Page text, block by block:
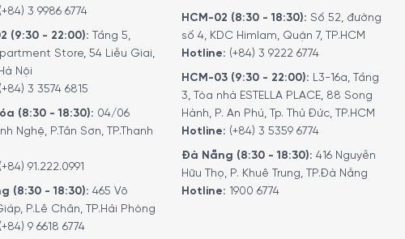
Connect
mở rộng trải nghiệm pha chế với coffeeWorld, nơi người
uống trong ứng dụng và gửi cài đặt trực tiếp đến máy. Tính năng
phê quốc tế mà không cần tự nhớ công thức. Kết nối thông minh
được ưu tiên.
(+84) 3 9986 6774
(9:30 - 22:00): Tầng 5,
Store, 54 Liễu Giai,
Nội
(+84) 3 3574 6815
(8:30 - 18:30): 04/06
Nghệ, P.Tân Sơn, TP.Thanh
(+84) 91.222.0991
(8:30 - 18:30): 465 Võ
P.Lê Chân, TP.Hải Phòng
(+84) 9 6618 6774
HCM-02 (8:30 - 18:30): Số 52, đường
số 4, KDC Himlam, Quận 7, TP.HCM
Hotline: (+84) 3 9222 6774
HCM-03 (9:30 - 22:00): L3-16a, Tầng
3, Tòa nhà ESTELLA PLACE, 88 Song
Hành, P. An Phú, Tp. Thủ Đức, TP.HCM
Hotline: (+84) 3 5359 6774
Đà Nẵng (8:30 - 18:30): 416 Nguyễn
Hữu Thọ, P. Khuê Trung, TP.Đà Nẵng
Hotline: 1900 6774